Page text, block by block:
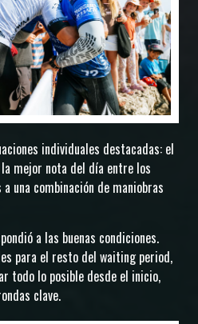
individuales destacadas: el
mejor nota del día entre los
una combinación de maniobras
a las buenas condiciones.
para el resto del waiting period,
todo lo posible desde el inicio,
clave.